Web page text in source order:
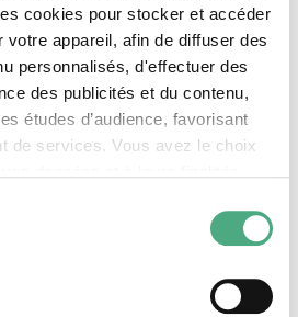
cookies pour stocker et accéder
appareil, afin de diffuser des
personnalisés, d'effectuer des
des publicités et du contenu,
études d’audience, favorisant
de services. Vous avez le choix
la Déclaration relative aux
sur l'icône de confidentialité.
aimerions également :
GardenMerkel | Weltkulturerbe
©
Orange Gardens de
Cris Bierrenbach reprend
de Hampton Court, à
deleur modèle
transparentes imprimées